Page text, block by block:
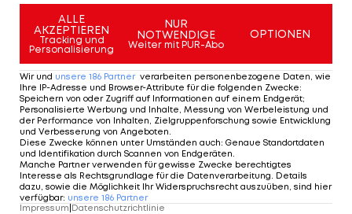
herumtreiben, die selbst den allergrößten Sport-
Fans gar nichts sagen.
Wir haben einige der außergewöhnlichsten
Sportarten für euch gesammelt, die "keiner"
kennt:
1 VON 25
ALLE
AKZEPTIEREN
Tracking und
Personalisierung
NUR
NOTWENDIGE
Weiter mit PUR-Abo
OPTIONEN
Wir und unsere 186 Partner verarbeiten personenbezogene Daten, wie
Ihre IP-Adresse und Browser-Attribute für die folgenden Zwecke:
Speichern von oder Zugriff auf Informationen auf einem Endgerät;
Personalisierte Werbung und Inhalte, Messung von Werbeleistung und
der Performance von Inhalten, Zielgruppenforschung sowie Entwicklung
und Verbesserung von Angeboten
Diese Zwecke können unter Umständen auch: Genaue Standortdaten
und Identifikation durch Scannen von Endgeräten
Manche Partner verwenden für gewisse Zwecke berechtigtes
Interesse als Rechtsgrundlage für die Datenverarbeitung. Details
dazu, sowie die Möglichkeit Ihr Widerspruchsrecht auszuüben, sind hier
verfügbar: unsere 186 Partner
Impressum|Datenschutzrichtlinie